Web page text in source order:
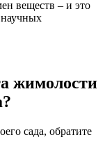
веществ – и это
жимолости
сада, обратите